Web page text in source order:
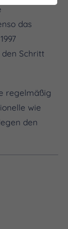
das
Schritt
regelmäßig
wie
den
und